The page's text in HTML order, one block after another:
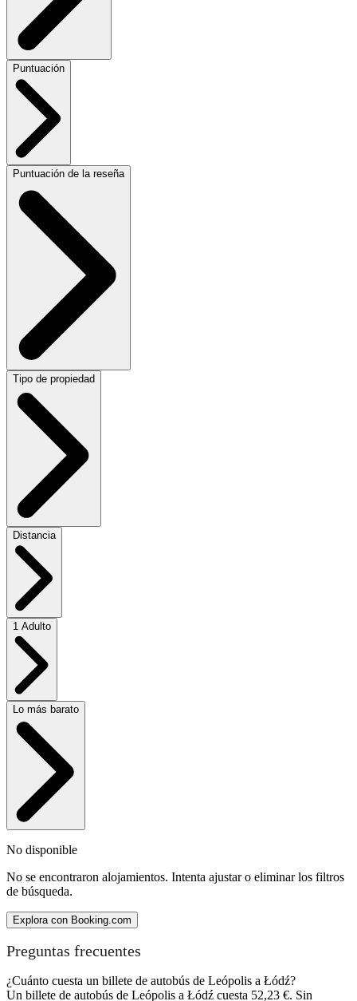
Puntuación
Puntuación de la reseña
Tipo de propiedad
Distancia
1 Adulto
Lo más barato
No disponible
No se encontraron alojamientos. Intenta ajustar o eliminar los filtros
de búsqueda.
Explora con Booking.com
Preguntas frecuentes
¿Cuánto cuesta un billete de autobús de Leópolis a Łódź?
Un billete de autobús de Leópolis a Łódź cuesta 52,23 €. Sin